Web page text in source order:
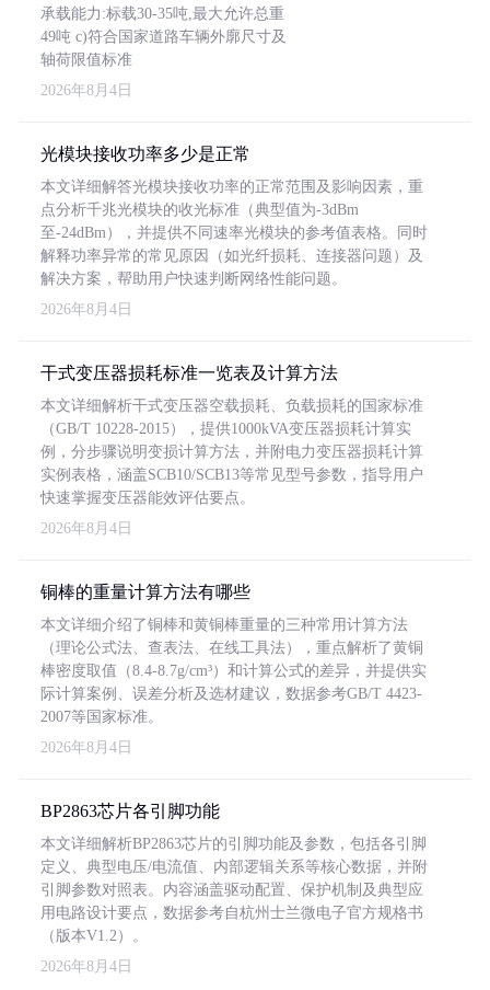
承载能力:标载30-35吨,最大允许总重
49吨 c)符合国家道路车辆外廓尺寸及
轴荷限值标准
2026年8月4日
光模块接收功率多少是正常
本文详细解答光模块接收功率的正常范围及影响因素，重
点分析千兆光模块的收光标准（典型值为-3dBm
至-24dBm），并提供不同速率光模块的参考值表格。同时
解释功率异常的常见原因（如光纤损耗、连接器问题）及
解决方案，帮助用户快速判断网络性能问题。
2026年8月4日
干式变压器损耗标准一览表及计算方法
本文详细解析干式变压器空载损耗、负载损耗的国家标准
（GB/T 10228-2015），提供1000kVA变压器损耗计算实
例，分步骤说明变损计算方法，并附电力变压器损耗计算
实例表格，涵盖SCB10/SCB13等常见型号参数，指导用户
快速掌握变压器能效评估要点。
2026年8月4日
铜棒的重量计算方法有哪些
本文详细介绍了铜棒和黄铜棒重量的三种常用计算方法
（理论公式法、查表法、在线工具法），重点解析了黄铜
棒密度取值（8.4-8.7g/cm³）和计算公式的差异，并提供实
际计算案例、误差分析及选材建议，数据参考GB/T 4423-
2007等国家标准。
2026年8月4日
BP2863芯片各引脚功能
本文详细解析BP2863芯片的引脚功能及参数，包括各引脚
定义、典型电压/电流值、内部逻辑关系等核心数据，并附
引脚参数对照表。内容涵盖驱动配置、保护机制及典型应
用电路设计要点，数据参考自杭州士兰微电子官方规格书
（版本V1.2）。
2026年8月4日